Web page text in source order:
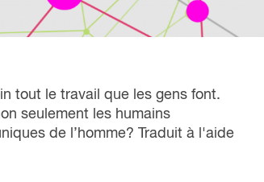
tout le travail que les gens font.
seulement les humains
de l’homme? Traduit à l'aide